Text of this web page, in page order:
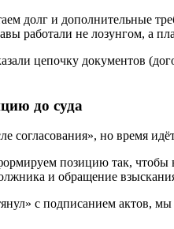
долг и дополнительные
работали не лозунгом, а
цепочку документов
до суда
согласования», но время
позицию так, чтобы
и обращение
с подписанием актов,